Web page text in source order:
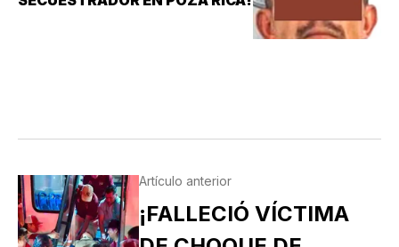
Artículo anterior
¡FALLECIÓ VÍCTIMA